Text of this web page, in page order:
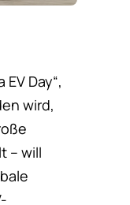
Day“,
wird,
– will